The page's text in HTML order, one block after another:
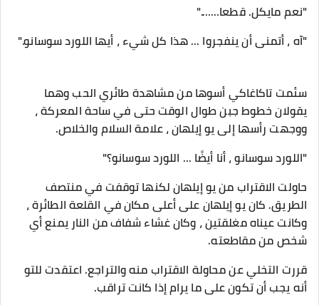
"نعم مايكل. قطعا……."
"آه ، أتمنى أن ينفجروا ... هذا كل شيء ، أيها اللورد سوسانو."
سئمت تاكاغاكي أسوها من مشاهدة طائري الحب وهما
يقولان خطوط جبن طوال الوقت حتى في ساحة المعركة ،
ووجهت رأسها إلى يو إيلهان ، علامة السلام والخلاص.
"اللورد سوسانو ، أنا أيضًا ... اللورد سوسانو؟"
حاولت الاقتراب من يو إيلهان لكنها توقفت في منتصف
الطريق. كان يو إيلهان على أعلى مكان في القلعة الطائرة ،
وكانت عيناه مغلقتين ، وكان غشاء شفاف من النار يمنع أي
شخص من مقاطعته.
قررت التخلي عن محاولة الاقتراب منه والتراجع. اعتقدت للتو
أنه يجب أن تكون على ما يرام إذا كانت تراقب.